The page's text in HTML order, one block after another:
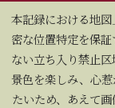
本記録における地
密な位置特定を保
ない立ち入り禁止
景色を楽しみ、心
たいため、あえて